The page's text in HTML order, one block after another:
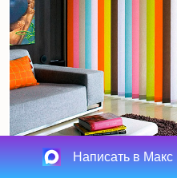
Написать в Макс